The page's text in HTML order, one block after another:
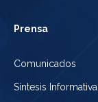
Prensa
Comunicados
Síntesis Informativa